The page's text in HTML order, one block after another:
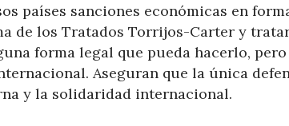
países sanciones económicas en
de los Tratados Torrijos-Carter y
forma legal que pueda hacerlo, pero
Aseguran que la única
y la solidaridad internacional.